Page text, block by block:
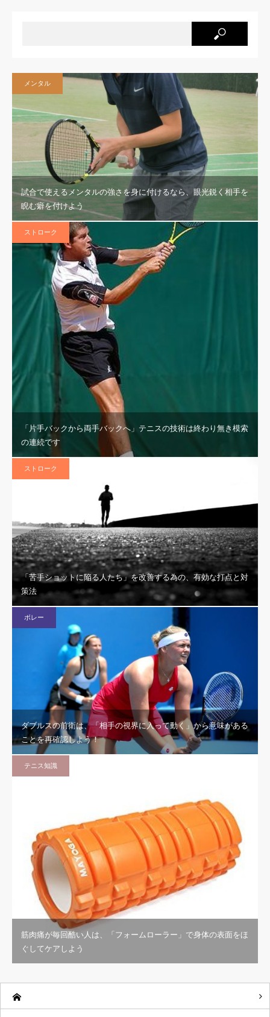
メンタル
試合で使えるメンタルの強さを身に付けるなら、眼光鋭く相手を
睨む癖を付けよう
ストローク
「片手バックから両手バックへ」テニスの技術は終わり無き模索
の連続です
ストローク
「苦手ショットに陥る人たち」を改善する為の、有効な打点と対
策法
ボレー
ダブルスの前衛は、「相手の視界に入って動く」から意味がある
ことを再確認しよう！
テニス知識
筋肉痛が毎回酷い人は、「フォームローラー」で身体の表面をほ
ぐしてケアしよう